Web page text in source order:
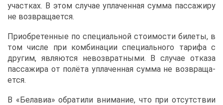
участ­ках. В этом слу­чае упла­чен­ная сум­ма пас­са­жи­ру
не воз­вра­ща­ет­ся.
При­об­ре­тен­ные по спе­ци­аль­ной сто­и­мо­сти би­ле­ты, в
том чис­ле при ком­би­на­ции спе­ци­аль­но­го та­ри­фа с
дру­гим, яв­ля­ют­ся невоз­врат­ны­ми. В слу­чае от­ка­за
пас­са­жи­ра от по­лё­та упла­чен­ная сум­ма не воз­вра­ща­
ет­ся.
В «Бе­ла­виа» об­ра­ти­ли вни­ма­ние, что при от­сут­ствии